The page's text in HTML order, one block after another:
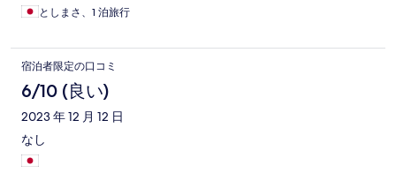
としまさ、1 泊旅行
宿泊者限定の口コミ
6/10 (良い)
2023 年 12 月 12 日
なし